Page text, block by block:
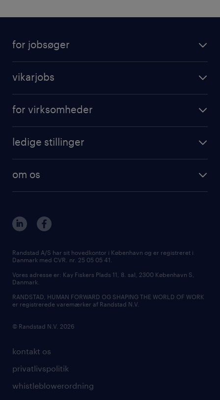
for jobsøger
vikarjobs
for virksomheder
ledige stillinger
om os
kontakt os
privatlivspolitik
whistleblowerordning
Randstad A/S har sit hovedkontor i København og er registreret i
Danmark med CVR. nr. 25 05 05 41.
Vores adresse er: Kay Fiskers Plads 11, 8. sal, 2300 København S,
Danmark.
RANDSTAD, HUMAN FORWARD OG SHAPING THE WORLD OF WORK
er registrerede varemærker af Randstad N.V.
© Randstad N.V. 2026